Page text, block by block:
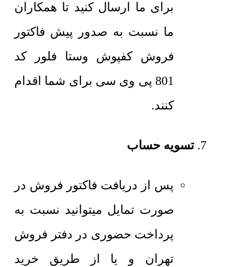
برای ما ارسال کنید تا همکاران
ما نسبت به صدور پیش فاکتور
فروش کفپوش وستا فلور کد
801 پی وی سی برای شما اقدام
کنند.
تسویه حساب
پس از دریافت فاکتور فروش در
صورت تمایل میتوانید نسبت به
پرداخت حضوری در دفتر فروش
تهران و یا از طریق خرید